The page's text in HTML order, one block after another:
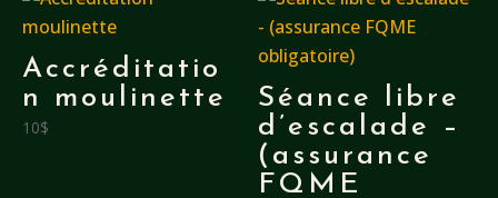
Accréditatio
n moulinette
10$
Séance libre
d’escalade –
(assurance
FQME